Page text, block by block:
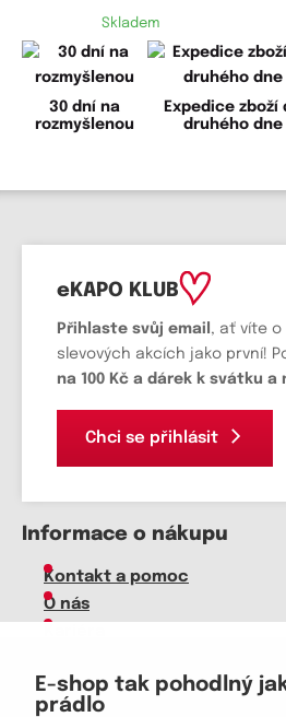
E-shop tak pohodlný
prádlo
Skladem
30 dní na
rozmyšlenou
Expedice zboží
druhého dne
eKAPO KLUB
Přihlaste svůj email , ať víte o
slevových akcích jako první!
na 100 Kč a dárek k svátku a
Chci se přihlásit
Informace o nákupu
Kontakt a pomoc
O nás
Velkoobchod